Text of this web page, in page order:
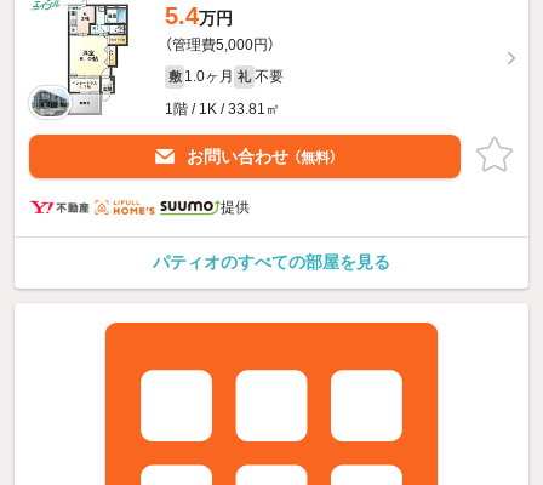
5.4万円
（管理費5,000円）
敷 1.0ヶ月 礼 不要
1階 / 1K / 33.81㎡
お問い合わせ （無料）
提供
パティオのすべての部屋を見る